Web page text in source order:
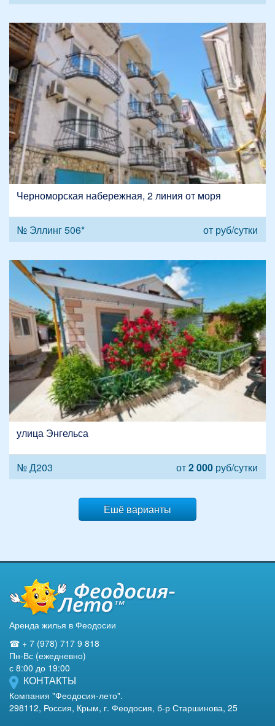
Черноморская набережная, 2 линия от моря
№ Эллинг 506* от руб/сутки
улица Энгельса
№ Д203 от2 000 руб/сутки
Ешё варианты
Аренда жилья в Феодосии
☎ + 7 (978) 717 9 818
Пн-Вс (ежедневно)
с 8:00 до 19:00
КОНТАКТЫ
Компания "Феодосия-лето".
298112, Россия, Крым, г. Феодосия, б-р Старшинова, 25